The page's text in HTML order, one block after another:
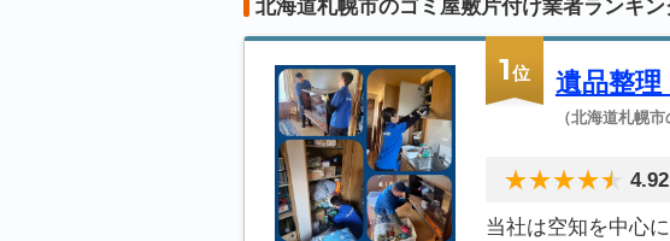
北海道札幌市のゴミ屋敷片付け業者ランキン
1位 遺品整
（北海道札幌
4.92
当社は空知を中心